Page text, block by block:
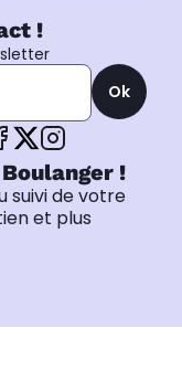
!
Ok
!
suivi de votre
et plus